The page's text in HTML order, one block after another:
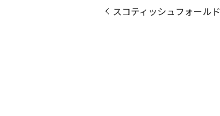
スコティッシュフォールド